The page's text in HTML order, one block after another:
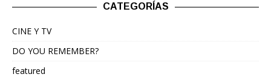
CATEGORÍAS
CINE Y TV
DO YOU REMEMBER?
featured